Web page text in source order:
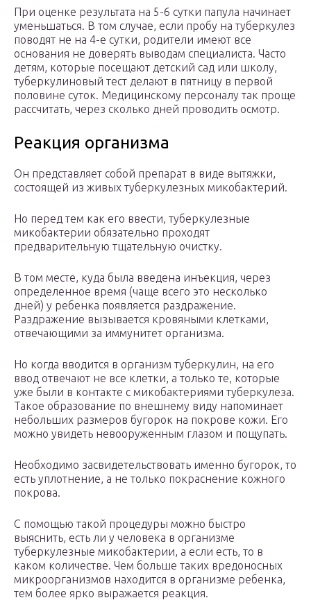
При оценке результата на 5-6 сутки папула начинает
уменьшаться. В том случае, если пробу на туберкулез
поводят не на 4-е сутки, родители имеют все
основания не доверять выводам специалиста. Часто
детям, которые посещают детский сад или школу,
туберкулиновый тест делают в пятницу в первой
половине суток. Медицинскому персоналу так проще
рассчитать, через сколько дней проводить осмотр.
Реакция организма
Он представляет собой препарат в виде вытяжки,
состоящей из живых туберкулезных микобактерий.
Но перед тем как его ввести, туберкулезные
микобактерии обязательно проходят
предварительную тщательную очистку.
В том месте, куда была введена инъекция, через
определенное время (чаще всего это несколько
дней) у ребенка появляется раздражение.
Раздражение вызывается кровяными клетками,
отвечающими за иммунитет организма.
Но когда вводится в организм туберкулин, на его
ввод отвечают не все клетки, а только те, которые
уже были в контакте с микобактериями туберкулеза.
Такое образование по внешнему виду напоминает
небольших размеров бугорок на покрове кожи. Его
можно увидеть невооруженным глазом и пощупать.
Необходимо засвидетельствовать именно бугорок, то
есть уплотнение, а не только покраснение кожного
покрова.
С помощью такой процедуры можно быстро
выяснить, есть ли у человека в организме
туберкулезные микобактерии, а если есть, то в
каком количестве. Чем больше таких вредоносных
микроорганизмов находится в организме ребенка,
тем более ярко выражается реакция.